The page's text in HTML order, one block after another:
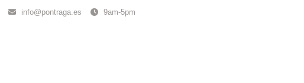
info@pontraga.es 9am-5pm